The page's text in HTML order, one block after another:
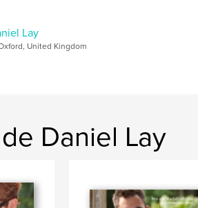
Lay
United Kingdom
Daniel Lay